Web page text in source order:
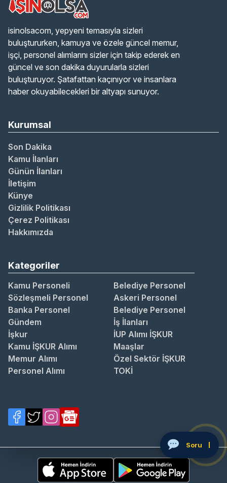
isinolsacom, yepyeni temasıyla sizleri
buluştururken, kamuya ve özele güncel memur,
işçi, personel alımlarını sizler için takip ederek en
güncel ve son dakika duyurularla sizleri
buluşturuyor. Şatafattan kaçınıyor ve insanlara
haber okuyabilecekleri bir altyapı sunuyor.
Kurumsal
Son Dakika
Kamu İlanları
Günün İlanları
İletişim
Künye
Gizlilik Politikası
Çerez Politikası
Hakkımızda
Kategoriler
Kamu Personeli
Belediye Personel
Sözleşmeli Personel
Askeri Personel
Banka Personel
Belediye Personel
Gündem
İş İlanları
İşkur
İUP Alımı İŞKUR
Kamu İŞKUR Alımı
Maaşlar
Memur Alımı
Özel Sektör İŞKUR
Personel Alımı
TOKİ
S